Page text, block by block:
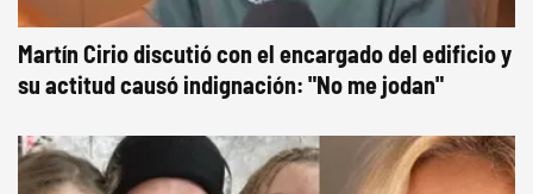
Martín Cirio discutió con el encargado del edificio y
su actitud causó indignación: "No me jodan"